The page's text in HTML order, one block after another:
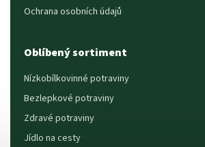
Ochrana osobních údajů
Oblíbený sortiment
Nízkobílkovinné potraviny
Bezlepkové potraviny
Zdravé potraviny
Jídlo na cesty